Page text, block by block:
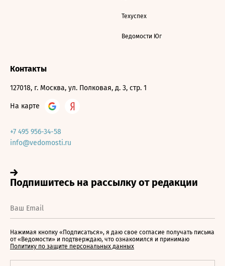
Техуспех
Ведомости Юг
Контакты
127018, г. Москва, ул. Полковая, д. 3, стр. 1
На карте
+7 495 956-34-58
info@vedomosti.ru
Нажимая кнопку «Подписаться», я даю свое согласие получать письма
от «Ведомости» и подтверждаю, что ознакомился и принимаю
Политику по защите персональных данных